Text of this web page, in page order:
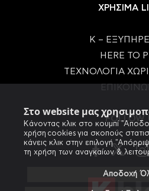
Στο website μας
Κάνοντας κλικ στο κουμπί
χρήση cookies για σκοπούς
κάνεις κλικ στην επιλογή
τη χρήση των αναγκαίων &
Αποδοχή
ΧΡΗΣΙΜΑ
Κ –
HERE TO
ΤΕΧΝΟΛΟΓΙΑ
FOLLOW